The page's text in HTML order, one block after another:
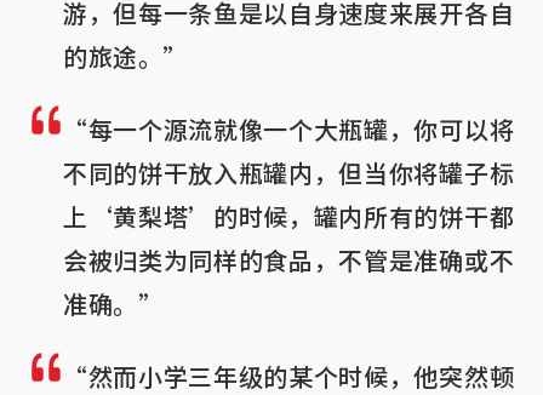
游，但每一条鱼是以自身速度来展开各自
的旅途。”
“每一个源流就像一个大瓶罐，你可以将
不同的饼干放入瓶罐内，但当你将罐子标
上‘黄梨塔’的时候，罐内所有的饼干都
会被归类为同样的食品，不管是准确或不
准确。”
“然而小学三年级的某个时候，他突然顿